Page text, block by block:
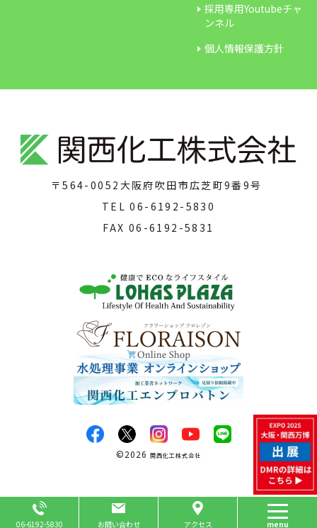
採用専用Youtubeチャ
ンネル
個人情報保護方針
〒564-0052 大阪府吹田市広芝町9番9号
TEL06-6192-5830
FAX 06-6192-5831
©2026 関西化工株式会社
Page Top
06-6192-5830 お問い合わせ アクセス menu